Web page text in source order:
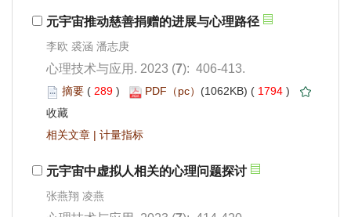
): 406-413.
289 ) 1794 )
|